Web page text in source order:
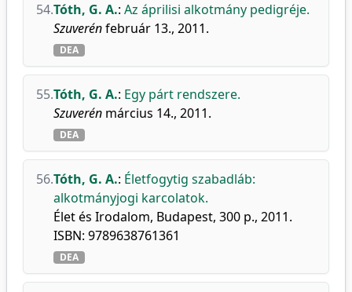
54.Tóth, G. A.: Az áprilisi alkotmány pedigréje.
Szuverénfebruár 13., 2011.
DEA
55.Tóth, G. A.: Egy párt rendszere.
Szuverén március 14., 2011.
DEA
56.Tóth, G. A.: Életfogytig szabadláb:
alkotmányjogi karcolatok.
Élet és Irodalom, Budapest, 300 p., 2011.
ISBN: 9789638761361
DEA